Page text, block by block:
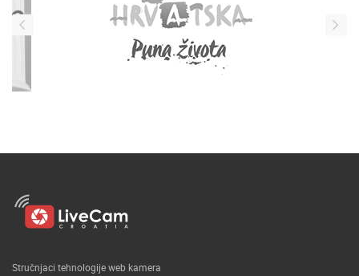
Stručnjaci tehnologije web kamera